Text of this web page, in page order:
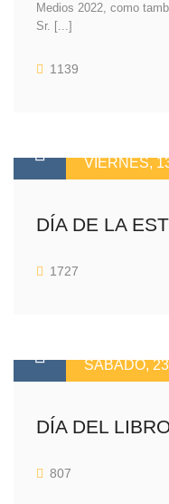
Medios 2022, como
Sr. [...]
1139
VIERNES,
DÍA DE LA
1727
SÁBADO,
DÍA DEL
807